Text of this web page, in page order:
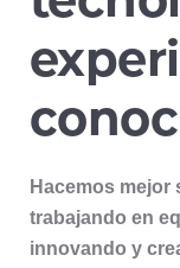
Hacemos mejor
trabajando en
innovando y